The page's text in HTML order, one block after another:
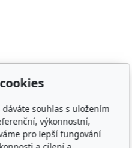
souhlas s uložením
výkonnostní,
pro lepší fungování